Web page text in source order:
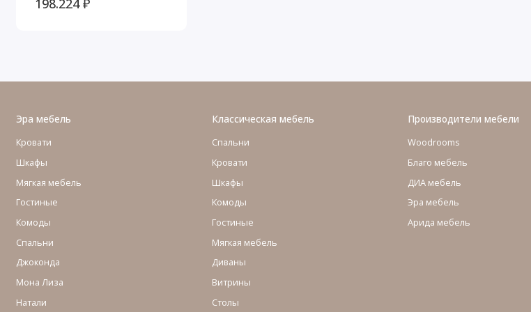
Эра мебель
Кровати
Шкафы
Мягкая мебель
Гостиные
Комоды
Cпальни
Джоконда
Мона Лиза
Натали
Классическая мебель
Спальни
Кровати
Шкафы
Комоды
Гостиные
Мягкая мебель
Диваны
Витрины
Столы
Производители мебели
Woodrooms
Благо мебель
ДИА мебель
Эра мебель
Арида мебель